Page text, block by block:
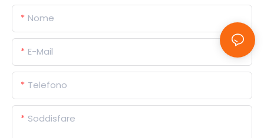
Nome
E-Mail
Telefono
Soddisfare